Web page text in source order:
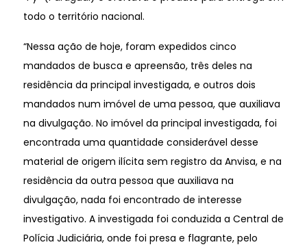
todo o território nacional.
“Nessa ação de hoje, foram expedidos cinco
mandados de busca e apreensão, três deles na
residência da principal investigada, e outros dois
mandados num imóvel de uma pessoa, que auxiliava
na divulgação. No imóvel da principal investigada, foi
encontrada uma quantidade considerável desse
material de origem ilícita sem registro da Anvisa, e na
residência da outra pessoa que auxiliava na
divulgação, nada foi encontrado de interesse
investigativo. A investigada foi conduzida a Central de
Polícia Judiciária, onde foi presa e flagrante, pelo